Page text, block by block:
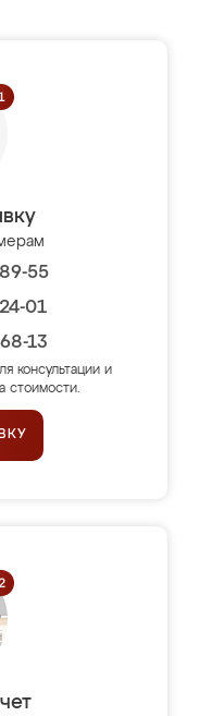
55
01
13
консультации и
стоимости.